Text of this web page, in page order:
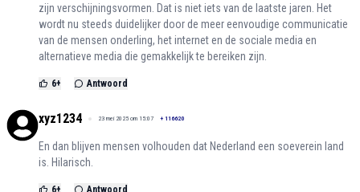
zijn verschijningsvormen. Dat is niet iets van de laatste jaren. Het
wordt nu steeds duidelijker door de meer eenvoudige communicatie
van de mensen onderling, het internet en de sociale media en
alternatieve media die gemakkelijk te bereiken zijn.
6+ Antwoord
xyz1234 23 mei 2025 om 15:07 + 116620
En dan blijven mensen volhouden dat Nederland een soeverein land
is. Hilarisch.